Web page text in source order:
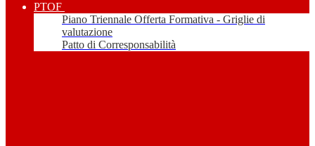
PTOF
Piano Triennale Offerta Formativa - Griglie di
valutazione
Patto di Corresponsabilità